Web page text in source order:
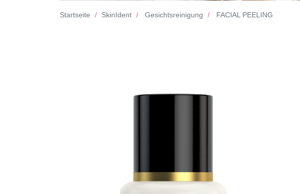
Startseite SkinIdent Gesichtsreinigung FACIAL PEELING